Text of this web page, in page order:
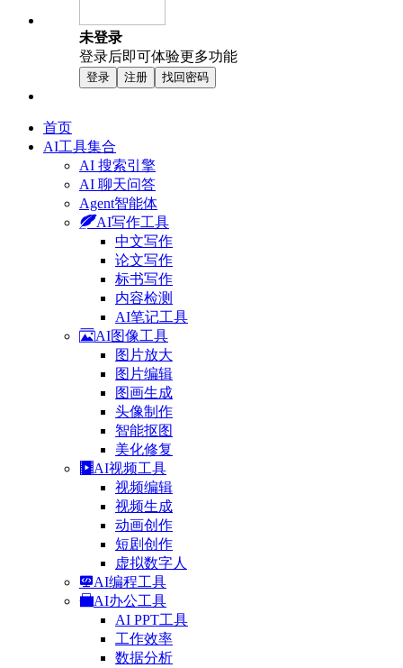
未登录
登录后即可体验更多功能
登录 注册 找回密码
首页
AI工具集合
AI 搜索引擎
AI 聊天问答
Agent智能体
AI写作工具
中文写作
论文写作
标书写作
内容检测
AI笔记工具
AI图像工具
图片放大
图片编辑
图画生成
头像制作
智能抠图
美化修复
AI视频工具
视频编辑
视频生成
动画创作
短剧创作
虚拟数字人
AI编程工具
AI办公工具
AI PPT工具
工作效率
数据分析